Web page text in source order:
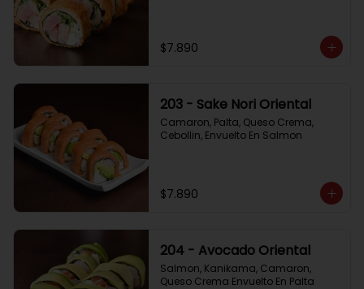
$7.890
203 - Sake Nori Oriental
Camaron, Palta, Queso Crema,
Cebollin, Envuelto En Salmon
$7.890
204 - Avocado Oriental
Salmon, Kanikama, Camaron,
Queso Crema Envuelto En Palta